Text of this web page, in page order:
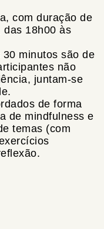
com duração de
das 18h00 às
minutos são de
não
juntam-se
de forma
de mindfulness e
temas (com